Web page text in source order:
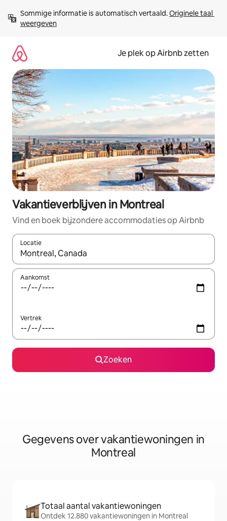
direct
naar
Sommige informatie is automatisch vertaald. Originele taal
weergeven
Je plek op Airbnb zetten
Vakantieverblijven in Montreal
Vind en boek bijzondere accommodaties op Airbnb
Locatie
Wanneer er resultaten beschikbaar zijn, maak je een keuze
Aankomst
Vertrek
Zoeken
Gegevens over vakantiewoningen in
Montreal
Totaal aantal vakantiewoningen
Ontdek 12.880 vakantiewoningen in Montreal